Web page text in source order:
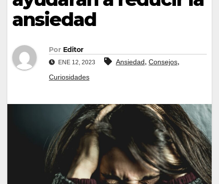
ansiedad
Por Editor
ENE 12, 2023 Ansiedad, Consejos,
Curiosidades